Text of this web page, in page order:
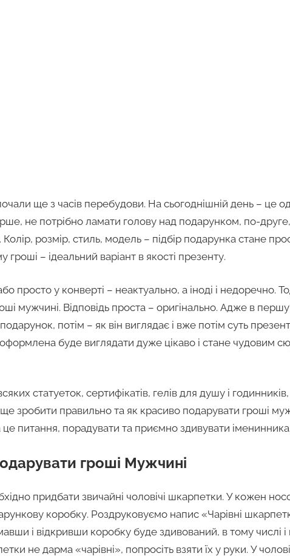
ще з часів перебудови. На сьогоднішній день – це
не потрібно ламати голову над подарунком, по-друге,
розмір, стиль, модель – підбір подарунка стане
– ідеальний варіант в якості презенту.
просто у конверті – неактуально, а іноді і недоречно.
мужчині. Відповідь проста – оригінально. Адже в
потім – як він виглядає і вже потім суть
буде виглядати дуже цікаво і стане чудовим
статуеток, сертифікатів, гелів для душу і
зробити правильно та як красиво подарувати гроші
питання, порадувати та приємно здивувати іменинника.
гроші Мужчині
придбати звичайні чоловічі шкарпетки. У кожен
коробку. Роздруковуємо напис «Чарівні
і відкривши коробку буде здивований, в тому числі
не дарма «чарівні», попросіть взяти їх у руки. У